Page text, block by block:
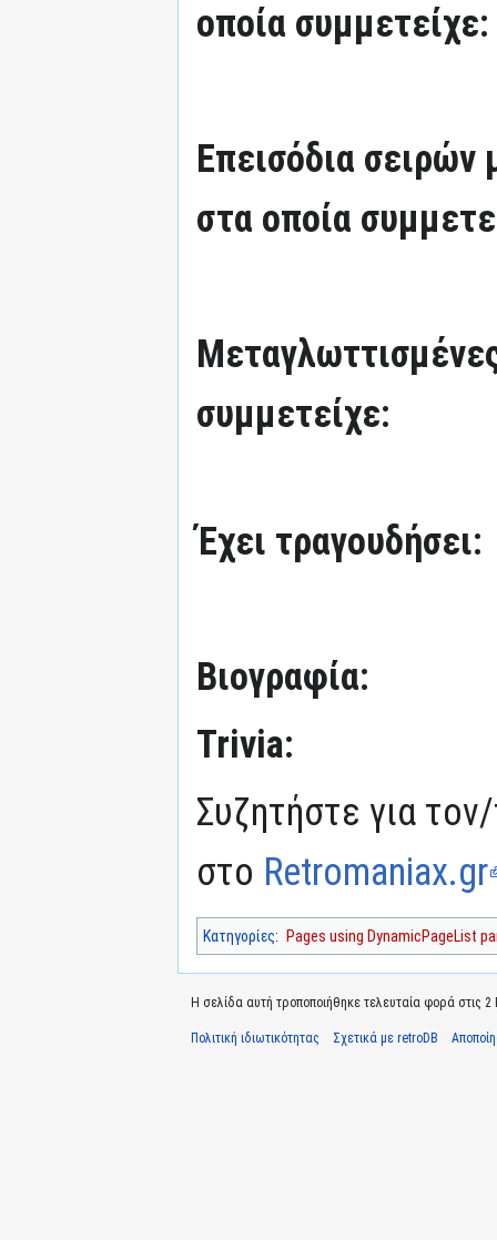
οποία συμμετείχε:
Επεισόδια
στα οποία
συμμετείχε:
Έχει τραγουδήσει:
Βιογραφία:
Trivia:
Συζητήστε για
στο Retromaniax.gr
Κατηγορίες: Pages using DynamicPageList
Η σελίδα αυτή τροποποιήθηκε τελευταία φορά στις 2
Πολιτική ιδιωτικότητας Σχετικά με retroDB